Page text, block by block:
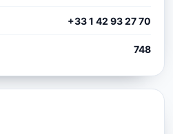
+33 1 42 93 27 70
748